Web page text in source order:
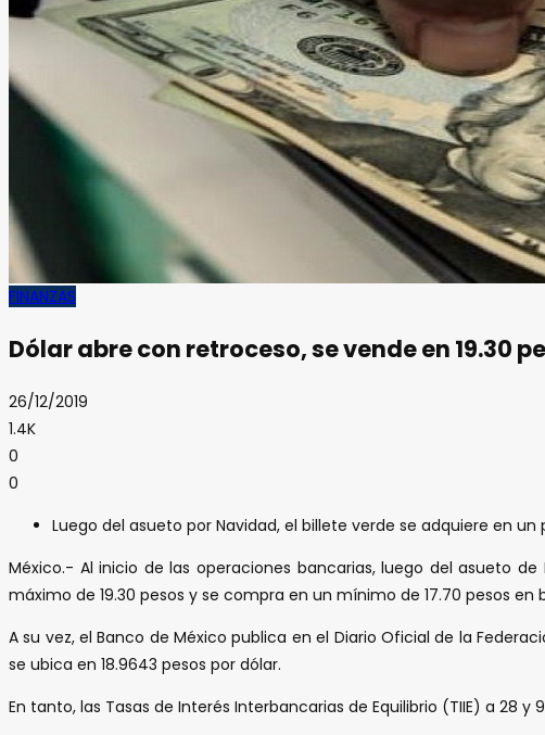
FINANZAS
Dólar abre con retroceso, se vende en 19.30
26/12/2019
1.4K
0
0
Luego del asueto por Navidad, el billete verde se adquiere en
México.- Al inicio de las operaciones bancarias, luego del asueto
máximo de 19.30 pesos y se compra en un mínimo de 17.70 pesos en
A su vez, el Banco de México publica en el Diario Oficial de la
se ubica en 18.9643 pesos por dólar.
En tanto, las Tasas de Interés Interbancarias de Equilibrio (TIIE) a 28 y